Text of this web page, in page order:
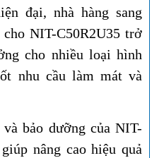
đại, nhà hàng sang
NIT-C50R2U35 trở
cho nhiều loại hình
nhu cầu làm mát và
bảo dưỡng của NIT-
nâng cao hiệu quả